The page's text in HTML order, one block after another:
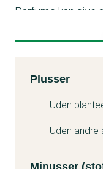
Parfume kan give
Coumarin er et
kan også være
Eugenol er et
Cinnamal er et
Kemitest
Plusser
Uden
Uden
Minusser